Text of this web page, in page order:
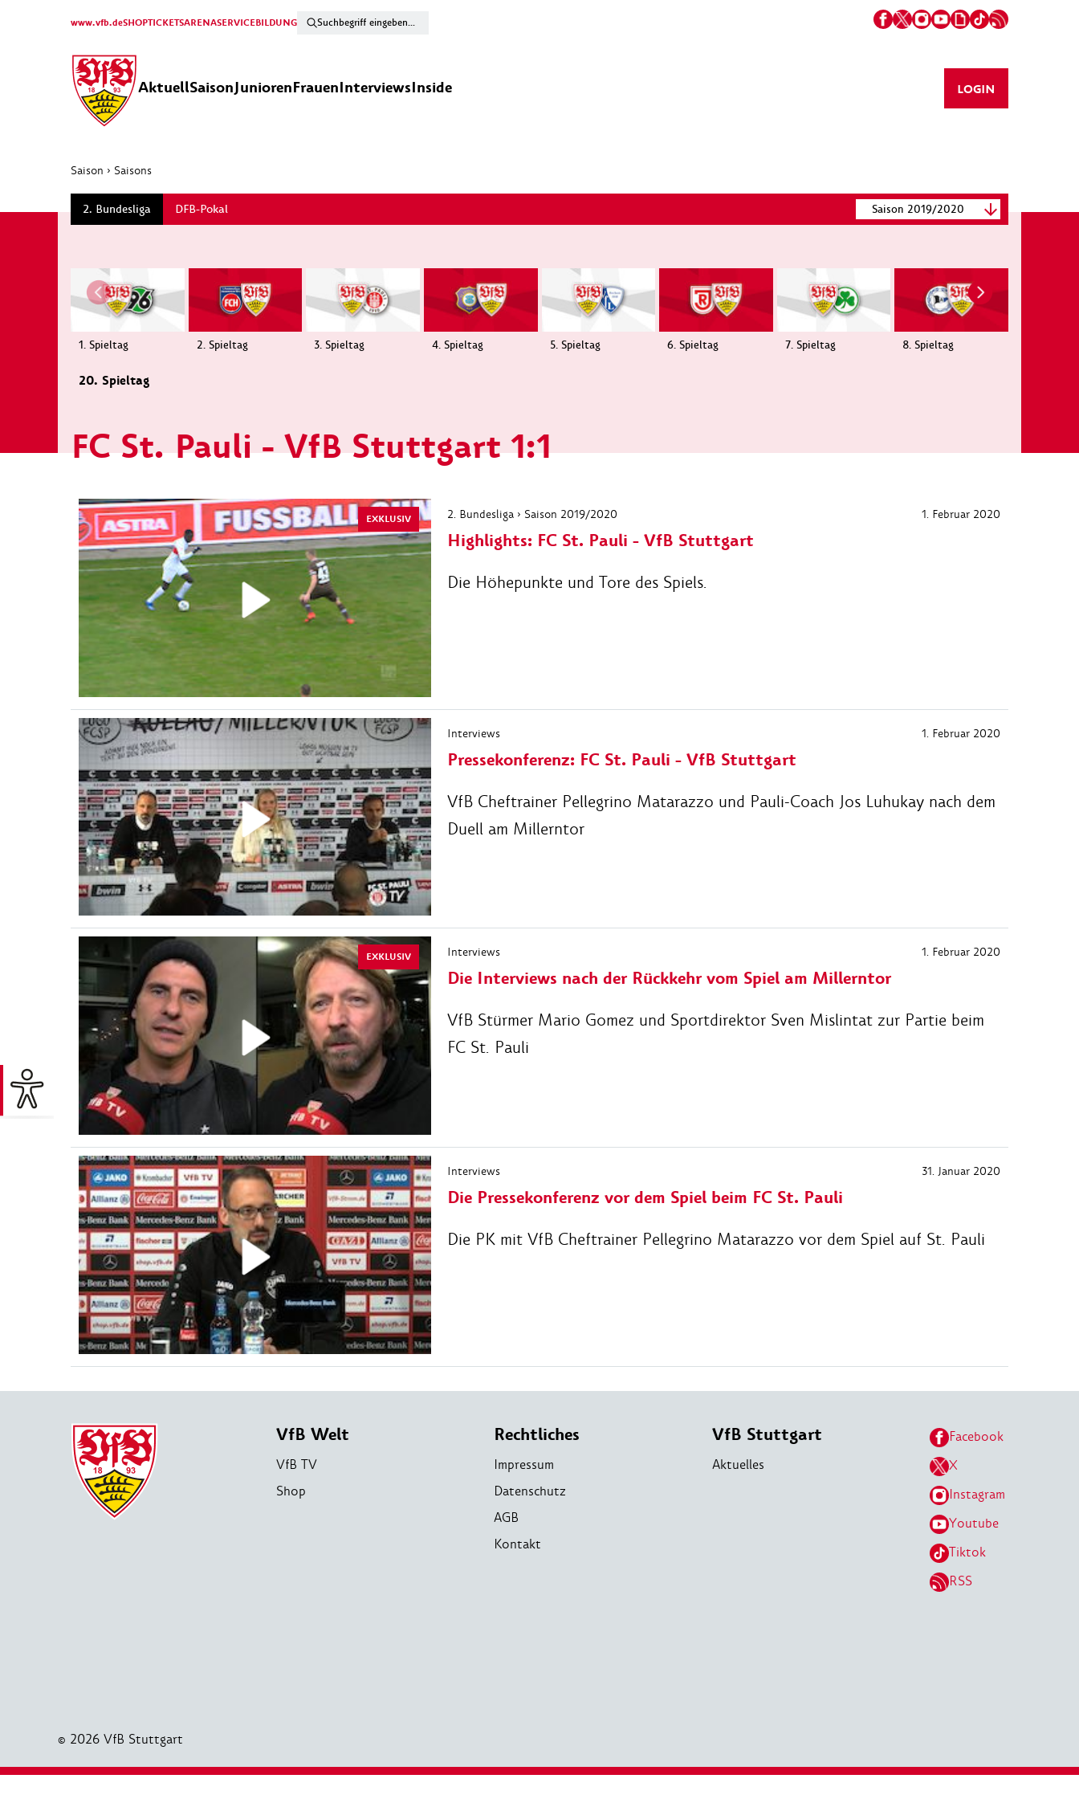
www.vfb.deSHOPTICKETSARENASERVICEBILDUNG
AktuellSaisonJuniorenFrauenInterviewsInside LOGIN
Saison › Saisons
Saison 2019/2020
2. Bundesliga DFB-Pokal
1. Spieltag 2. Spieltag 3. Spieltag 4. Spieltag 5. Spieltag 6. Spieltag 7. Spieltag 8. Spieltag
20. Spieltag
FC St. Pauli - VfB Stuttgart 1:1
EXKLUSIV 2. Bundesliga › Saison 2019/2020 1. Februar 2020
Highlights: FC St. Pauli - VfB Stuttgart
Die Höhepunkte und Tore des Spiels.
Interviews 1. Februar 2020
Pressekonferenz: FC St. Pauli - VfB Stuttgart
VfB Cheftrainer Pellegrino Matarazzo und Pauli-Coach Jos Luhukay nach dem
Duell am Millerntor
EXKLUSIV Interviews 1. Februar 2020
Die Interviews nach der Rückkehr vom Spiel am Millerntor
VfB Stürmer Mario Gomez und Sportdirektor Sven Mislintat zur Partie beim
FC St. Pauli
Interviews 31. Januar 2020
Die Pressekonferenz vor dem Spiel beim FC St. Pauli
Die PK mit VfB Cheftrainer Pellegrino Matarazzo vor dem Spiel auf St. Pauli
VfB Welt
VfB TV
Shop
Rechtliches
Impressum
Datenschutz
AGB
Kontakt
VfB Stuttgart
Aktuelles
Facebook
X
Instagram
Youtube
Tiktok
RSS
© 2026 VfB Stuttgart